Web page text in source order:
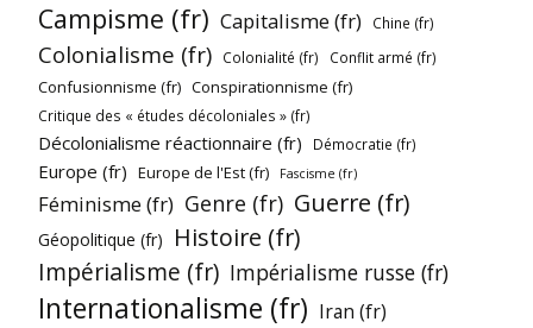
Campisme (fr) Capitalisme (fr) Chine (fr)
Colonialisme (fr) Colonialité (fr) Conflit armé (fr)
Confusionnisme (fr) Conspirationnisme (fr)
Critique des « études décoloniales » (fr)
Décolonialisme réactionnaire (fr) Démocratie (fr)
Europe (fr) Europe de l'Est (fr) Fascisme (fr)
Féminisme (fr) Genre (fr) Guerre (fr)
Géopolitique (fr)
Histoire (fr)
Impérialisme (fr) Impérialisme russe (fr)
Internationalisme (fr) Iran (fr)